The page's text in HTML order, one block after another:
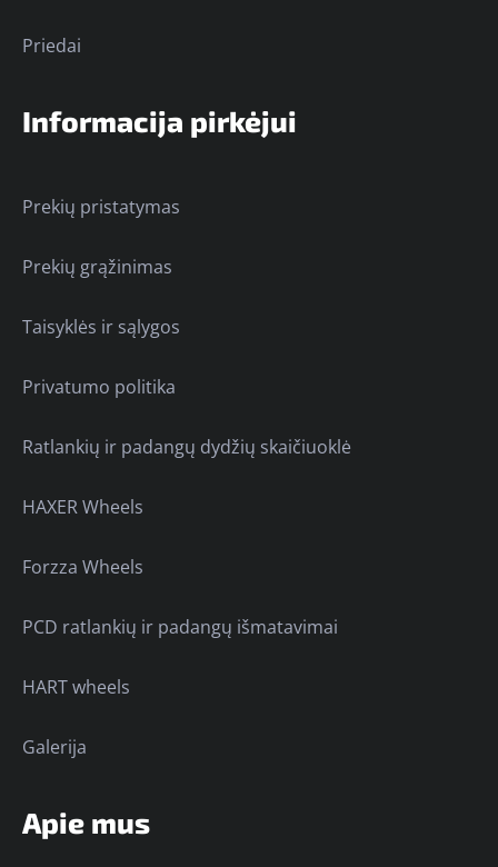
Priedai
Informacija pirkėjui
Prekių pristatymas
Prekių grąžinimas
Taisyklės ir sąlygos
Privatumo politika
Ratlankių ir padangų dydžių skaičiuoklė
HAXER Wheels
Forzza Wheels
PCD ratlankių ir padangų išmatavimai
HART wheels
Galerija
Apie mus